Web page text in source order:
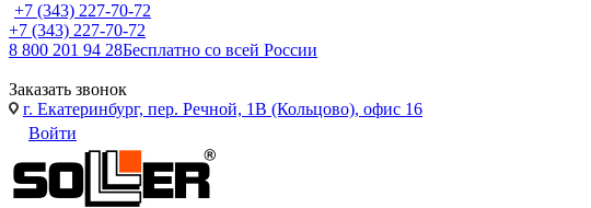
+7 (343) 227-70-72
+7 (343) 227-70-72
8 800 201 94 28Бесплатно со всей России
Заказать звонок
г. Екатеринбург, пер. Речной, 1В (Кольцово), офис 16
Войти